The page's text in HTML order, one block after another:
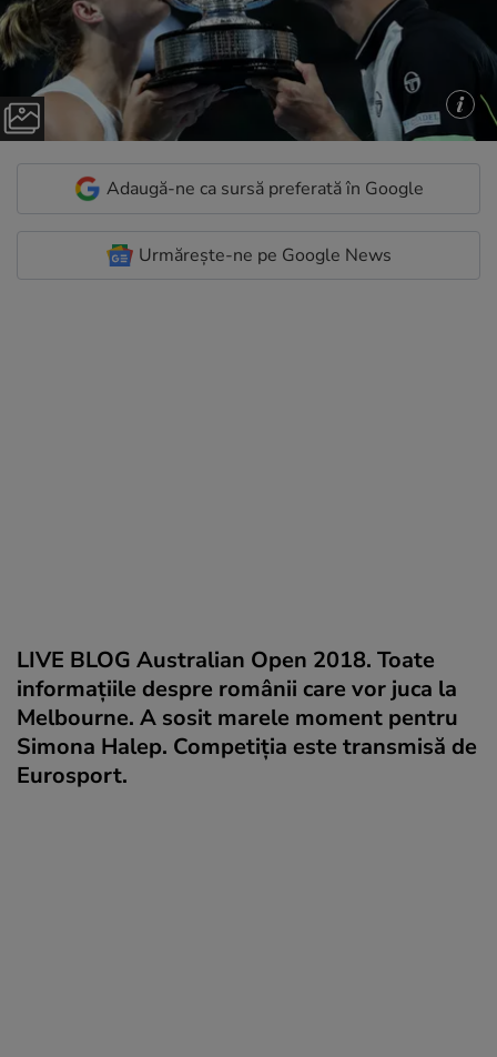
Adaugă-ne ca sursă preferată în Google
Urmărește-ne pe Google News
LIVE BLOG Australian Open 2018. Toate
informațiile despre românii care vor juca la
Melbourne. A sosit marele moment pentru
Simona Halep. Competiția este transmisă de
Eurosport.